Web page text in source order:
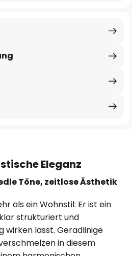
Eleganz
Töne, zeitlose Ästhetik
als ein Wohnstil: Er ist ein
strukturiert und
wirken lässt. Geradlinige
in diesem